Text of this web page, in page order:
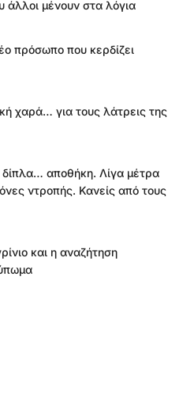
άλλοι μένουν στα λόγια
πρόσωπο που κερδίζει
χαρά… για τους λάτρεις της
δίπλα… αποθήκη. Λίγα μέτρα
ντροπής. Κανείς από τους
και η αναζήτηση